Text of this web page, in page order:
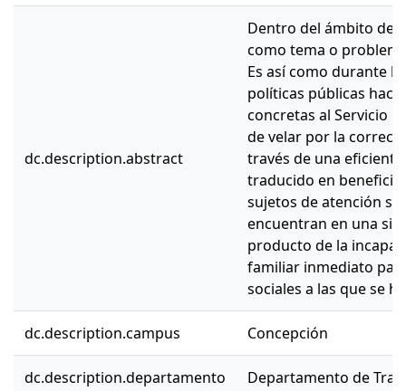
dc.description.abstract
Dentro del ámbito de
como tema o
Es así como durante
políticas públicas
concretas al Servicio
de velar por la
través de una
traducido en beneficio
sujetos de atención
encuentran en una
producto de la
familiar inmediato
sociales a las que se
dc.description.campus Concepción
dc.description.departamento Departamento de